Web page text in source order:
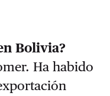
Bolivia?
Ha habido